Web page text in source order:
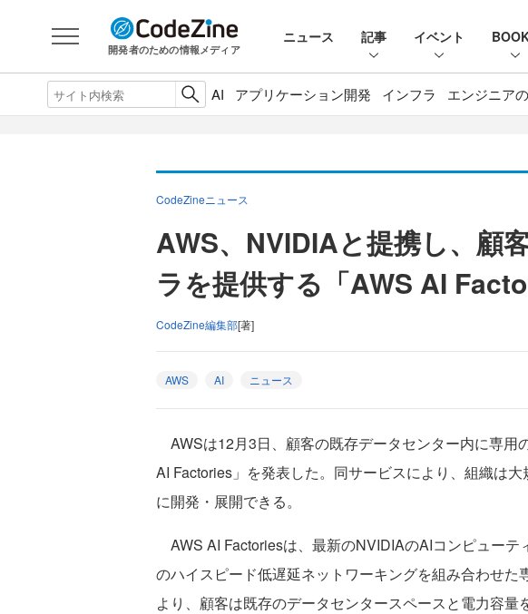
開発者のための情報メディア
ニュース 記事 イベント
AI アプリケーション開発 インフラ エンジニア
CodeZineニュース
AWS、NVIDIAと提携し、顧
ラを提供する「AWS AI
CodeZine編集部[著]
AWS AI ニュース
AWSは12月3日、顧客の既存データセンター内に専用
AI Factories」を発表した。同サービスにより、組織は
に開発・展開できる。
AWS AI Factoriesは、最新のNVIDIAのAIコンピューテ
のハイスピード低遅延ネットワーキングを組み合わせた
より、顧客は既存のデータセンタースペースと電力容